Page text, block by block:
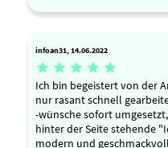
infoan31, 14.06.2022
    
Ich bin begeistert von der
nur rasant schnell
-wünsche sofort
hinter der Seite stehende
modern und